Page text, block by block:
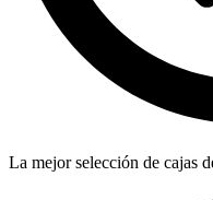
La mejor selección de cajas